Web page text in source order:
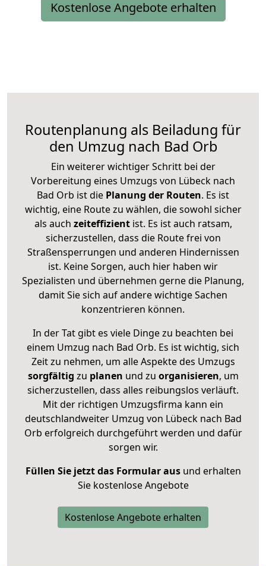
Kostenlose Angebote erhalten
Routenplanung als Beiladung für
den Umzug nach Bad Orb
Ein weiterer wichtiger Schritt bei der
Vorbereitung eines Umzugs von Lübeck nach
Bad Orb ist die Planung der Routen. Es ist
wichtig, eine Route zu wählen, die sowohl sicher
als auch zeiteffizientist. Es ist auch ratsam,
sicherzustellen, dass die Route frei von
Straßensperrungen und anderen Hindernissen
ist. Keine Sorgen, auch hier haben wir
Spezialisten und übernehmen gerne die Planung,
damit Sie sich auf andere wichtige Sachen
konzentrieren können.
In der Tat gibt es viele Dinge zu beachten bei
einem Umzug nach Bad Orb. Es ist wichtig, sich
Zeit zu nehmen, um alle Aspekte des Umzugs
sorgfältig zu planen und zu organisieren, um
sicherzustellen, dass alles reibungslos verläuft.
Mit der richtigen Umzugsfirma kann ein
deutschlandweiter Umzug von Lübeck nach Bad
Orb erfolgreich durchgeführt werden und dafür
sorgen wir.
Füllen Sie jetzt das Formular ausund erhalten
Sie kostenlose Angebote
Kostenlose Angebote erhalten